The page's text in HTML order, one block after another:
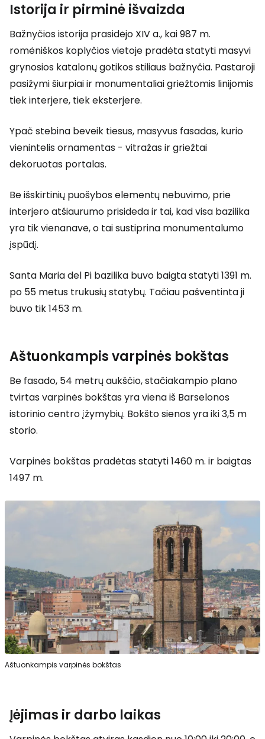
Istorija ir pirminė išvaizda
Bažnyčios istorija prasidėjo XIV a., kai 987 m.
romėniškos koplyčios vietoje pradėta statyti masyvi
grynosios katalonų gotikos stiliaus bažnyčia. Pastaroji
pasižymi šiurpiai ir monumentaliai griežtomis linijomis
tiek interjere, tiek eksterjere.
Ypač stebina beveik tiesus, masyvus fasadas, kurio
vienintelis ornamentas - vitražas ir griežtai
dekoruotas portalas.
Be išskirtinių puošybos elementų nebuvimo, prie
interjero atšiaurumo prisideda ir tai, kad visa bazilika
yra tik vienanavė, o tai sustiprina monumentalumo
įspūdį.
Santa Maria del Pi bazilika buvo baigta statyti 1391 m.
po 55 metus trukusių statybų. Tačiau pašventinta ji
buvo tik 1453 m.
Aštuonkampis varpinės bokštas
Be fasado, 54 metrų aukščio, stačiakampio plano
tvirtas varpinės bokštas yra viena iš Barselonos
istorinio centro įžymybių. Bokšto sienos yra iki 3,5 m
storio.
Varpinės bokštas pradėtas statyti 1460 m. ir baigtas
1497 m.
Aštuonkampis varpinės bokštas
Įėjimas ir darbo laikas